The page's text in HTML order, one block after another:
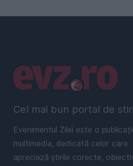
Cel mai bun portal de
Evenimentul Zilei este o
multimedia, dedicată celor care
apreciază știrile corecte,
Linkuri utile